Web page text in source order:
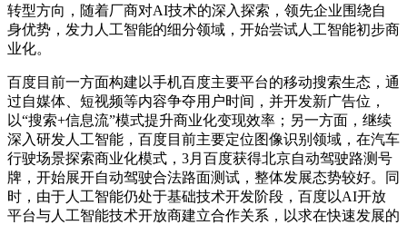
转型方向，随着厂商对AI技术的深入探索，领先企业围绕自
身优势，发力人工智能的细分领域，开始尝试人工智能初步商
业化。
百度目前一方面构建以手机百度主要平台的移动搜索生态，通
过自媒体、短视频等内容争夺用户时间，并开发新广告位，
以“搜索+信息流”模式提升商业化变现效率；另一方面，继续
深入研发人工智能，百度目前主要定位图像识别领域，在汽车
行驶场景探索商业化模式，3月百度获得北京自动驾驶路测号
牌，开始展开自动驾驶合法路面测试，整体发展态势较好。同
时，由于人工智能仍处于基础技术开发阶段，百度以AI开放
平台与人工智能技术开放商建立合作关系，以求在快速发展的